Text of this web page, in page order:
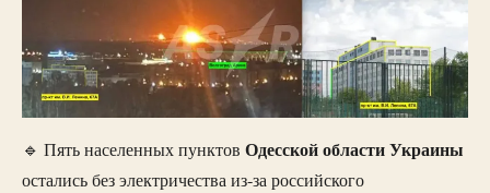
🔹 Пять населенных пунктов ОдесскойобластиУкраины
остались без электричества из-за российского